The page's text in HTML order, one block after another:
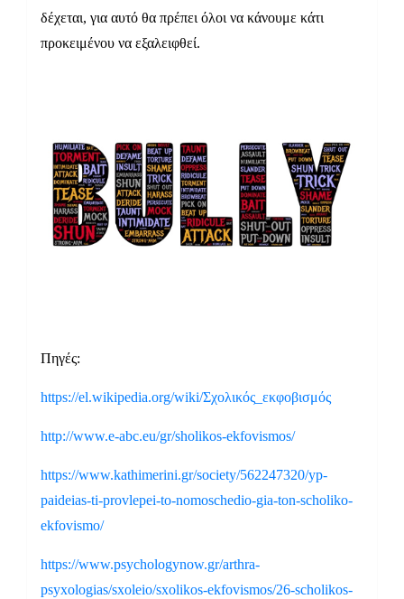
δέχεται, για αυτό θα πρέπει όλοι να κάνουμε κάτι
προκειμένου να εξαλειφθεί.
Πηγές:
https://el.wikipedia.org/wiki/Σχολικός_εκφοβισμός
http://www.e-abc.eu/gr/sholikos-ekfovismos/
https://www.kathimerini.gr/society/562247320/yp-
paideias-ti-provlepei-to-nomoschedio-gia-ton-scholiko-
ekfovismo/
https://www.psychologynow.gr/arthra-
psyxologias/sxoleio/sxolikos-ekfovismos/26-scholikos-